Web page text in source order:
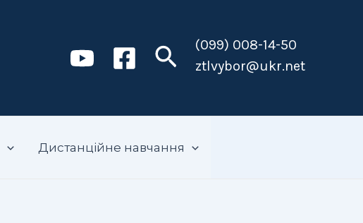
Пошук(099) 008-14-50
ztlvybor@ukr.net
Дистанційне навчання